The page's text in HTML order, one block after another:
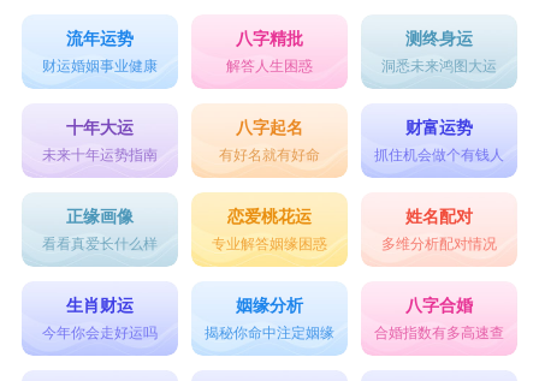
流年运势
财运婚姻事业健康
八字精批
解答人生困惑
测终身运
洞悉未来鸿图大运
十年大运
未来十年运势指南
八字起名
有好名就有好命
财富运势
抓住机会做个有钱人
正缘画像
看看真爱长什么样
恋爱桃花运
专业解答姻缘困惑
姓名配对
多维分析配对情况
生肖财运
今年你会走好运吗
姻缘分析
揭秘你命中注定姻缘
八字合婚
合婚指数有多高速查